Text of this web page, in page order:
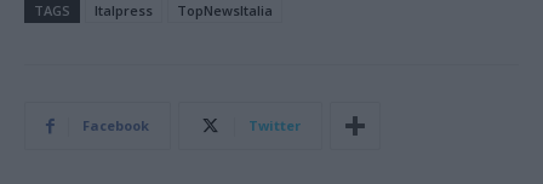
TAGS Italpress TopNewsItalia
Facebook Twitter